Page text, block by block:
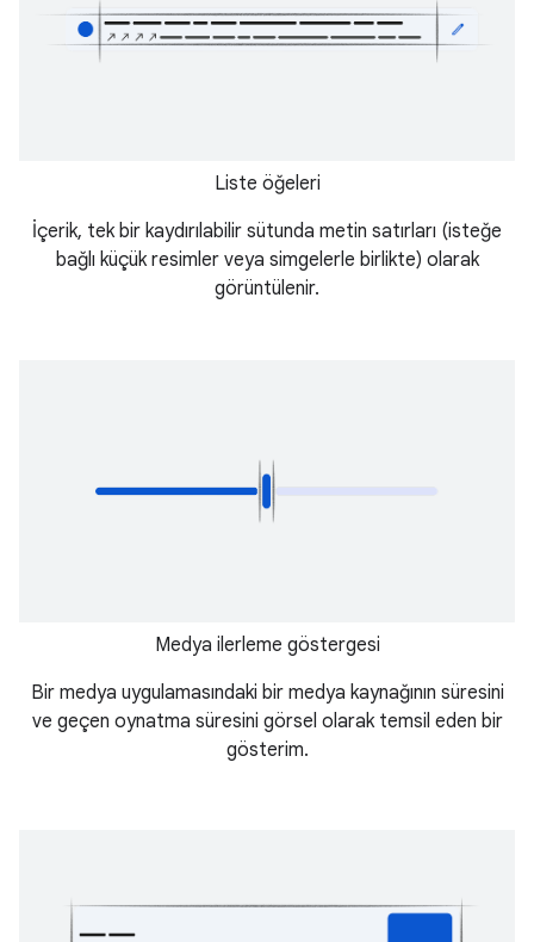
Liste öğeleri
İçerik, tek bir kaydırılabilir sütunda metin satırları (isteğe
bağlı küçük resimler veya simgelerle birlikte) olarak
görüntülenir.
Medya ilerleme göstergesi
Bir medya uygulamasındaki bir medya kaynağının süresini
ve geçen oynatma süresini görsel olarak temsil eden bir
gösterim.